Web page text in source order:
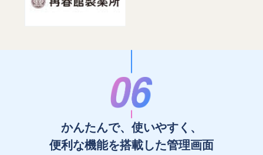
かんたんで、使いやすく、
便利な機能を搭載した管理画面